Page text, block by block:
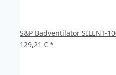
S&P Badventilator SILENT-
129,21 € *